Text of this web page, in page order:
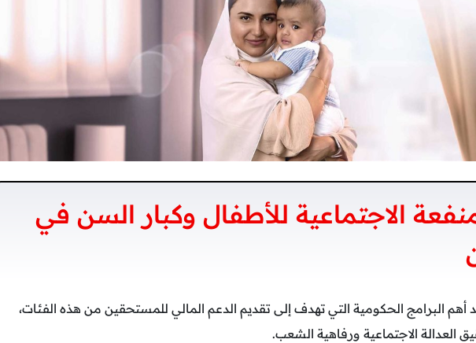
الاجتماعية للأطفال وكبار السن في
أهم البرامج الحكومية التي تهدف إلى تقديم الدعم المالي للمستحقين من هذه الفئات،
العدالة الاجتماعية ورفاهية الشعب.